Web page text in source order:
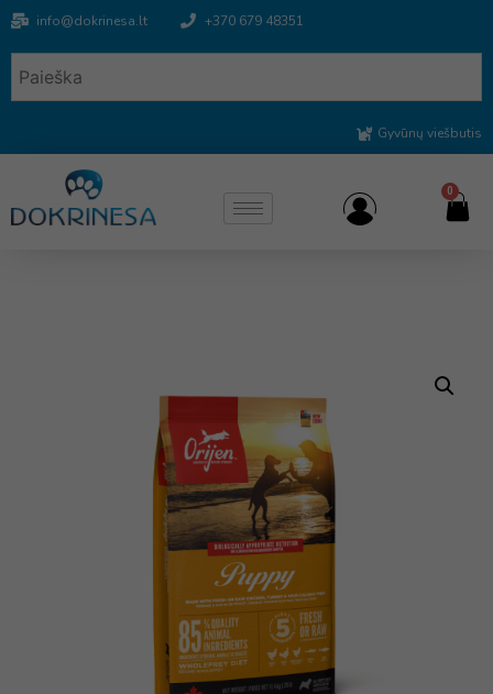
info@dokrinesa.lt +370 679 48351
Gyvūnų viešbutis
0